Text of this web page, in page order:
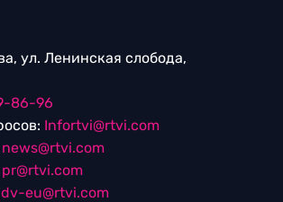
ул. Ленинская слобода,
86-96
Infortvi@rtvi.com
news@rtvi.com
pr@rtvi.com
eu@rtvi.com